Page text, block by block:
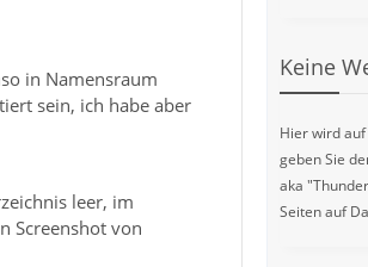
in Namensraum
sein, ich habe aber
leer, im
Screenshot von
Keine
Hier wird
geben Sie
aka
Seiten auf